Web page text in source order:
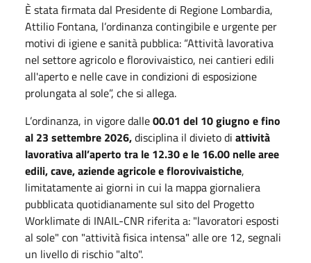
È stata firmata dal Presidente di Regione Lombardia,
Attilio Fontana, l’ordinanza contingibile e urgente per
motivi di igiene e sanità pubblica: “Attività lavorativa
nel settore agricolo e florovivaistico, nei cantieri edili
all'aperto e nelle cave in condizioni di esposizione
prolungata al sole”, che si allega.
L’ordinanza, in vigore dalle00.01 del 10 giugno e fino
al 23 settembre 2026,disciplina il divieto di attività
lavorativa all’aperto tra le 12.30 e le 16.00 nelle aree
edili, cave, aziende agricole e florovivaistiche,
limitatamente ai giorni in cui la mappa giornaliera
pubblicata quotidianamente sul sito del Progetto
Worklimate di INAIL-CNR riferita a: "lavoratori esposti
al sole" con "attività fisica intensa" alle ore 12, segnali
un livello di rischio "alto".